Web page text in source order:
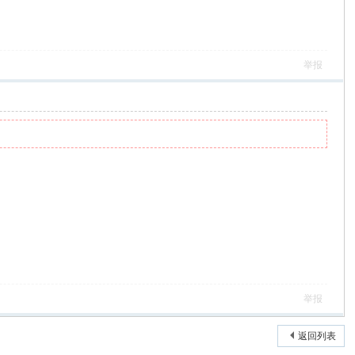
举报
举报
返回列表